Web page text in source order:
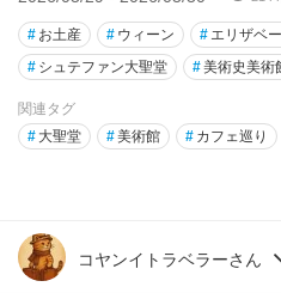
# お土産 # ウィーン # エリザベ
# シュテファン大聖堂 #美術史美術
関連タグ
# 大聖堂 #美術館 # カフェ巡り
コヤンイトラベラーさん